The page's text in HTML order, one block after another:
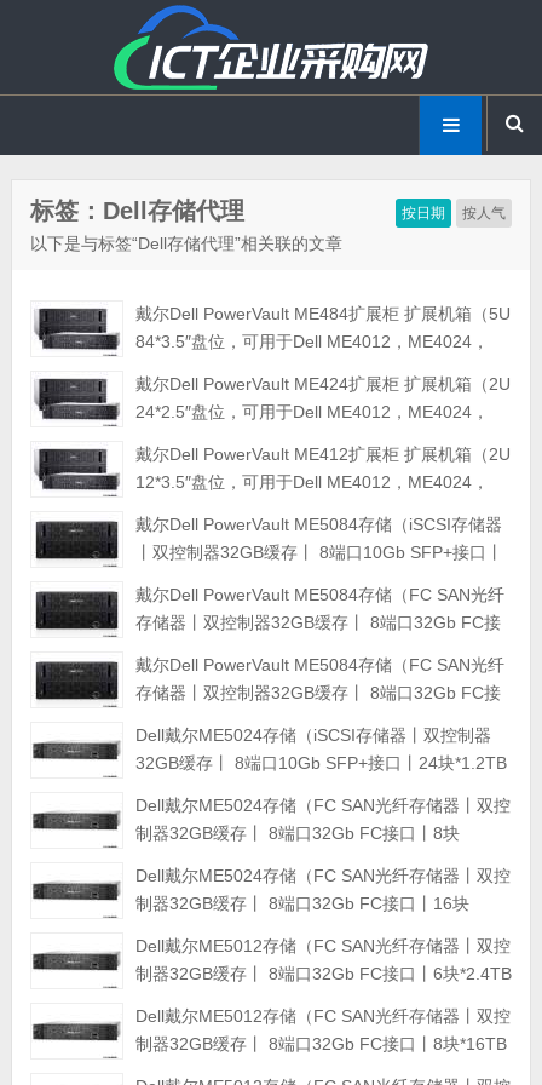
按日期 按人气
标签：Dell存储代理
以下是与标签“Dell存储代理”相关联的文章
戴尔Dell PowerVault ME484扩展柜 扩展机箱（5U
84*3.5″盘位，可用于Dell ME4012，ME4024，
扩展）
戴尔Dell PowerVault ME424扩展柜 扩展机箱（2U
24*2.5″盘位，可用于Dell ME4012，ME4024，
扩展）
戴尔Dell PowerVault ME412扩展柜 扩展机箱（2U
12*3.5″盘位，可用于Dell ME4012，ME4024，
扩展）
戴尔Dell PowerVault ME5084存储（iSCSI存储器
丨双控制器32GB缓存丨 8端口10Gb SFP+接口丨
修） 磁盘阵列
戴尔Dell PowerVault ME5084存储（FC SAN光纤
存储器丨双控制器32GB缓存丨 8端口32Gb FC接
保修） 磁盘阵列
戴尔Dell PowerVault ME5084存储（FC SAN光纤
存储器丨双控制器32GB缓存丨 8端口32Gb FC接
保修） 磁盘阵列
Dell戴尔ME5024存储（iSCSI存储器丨双控制器
32GB缓存丨 8端口10Gb SFP+接口丨24块*1.2TB
Dell戴尔ME5024存储（FC SAN光纤存储器丨双控
制器32GB缓存丨 8端口32Gb FC接口丨8块
修） 磁盘阵列
Dell戴尔ME5024存储（FC SAN光纤存储器丨双控
制器32GB缓存丨 8端口32Gb FC接口丨16块
磁盘阵列
Dell戴尔ME5012存储（FC SAN光纤存储器丨双控
制器32GB缓存丨 8端口32Gb FC接口丨6块*2.4TB
Dell戴尔ME5012存储（FC SAN光纤存储器丨双控
制器32GB缓存丨 8端口32Gb FC接口丨8块*16TB